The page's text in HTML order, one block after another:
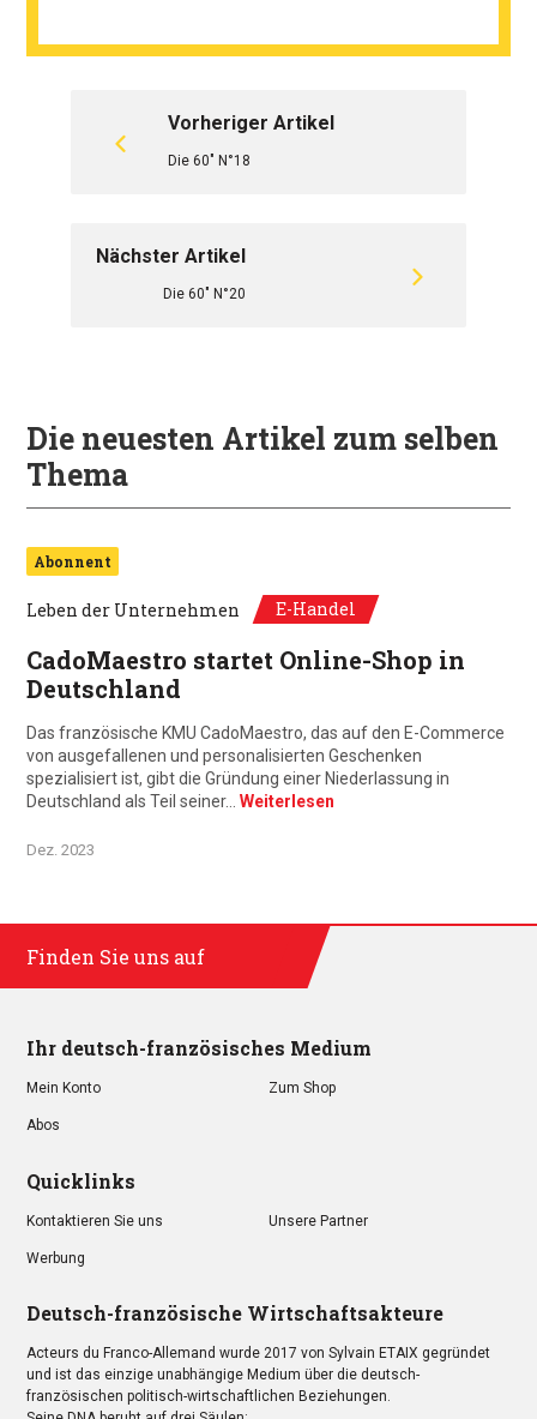
Vorheriger Artikel
Die 60" N°18
Nächster Artikel
Die 60" N°20
Die neuesten Artikel zum selben
Thema
Abonnent
Leben der Unternehmen E-Handel
CadoMaestro startet Online-Shop in
Deutschland
Das französische KMU CadoMaestro, das auf den E-Commerce
von ausgefallenen und personalisierten Geschenken
spezialisiert ist, gibt die Gründung einer Niederlassung in
Deutschland als Teil seiner… Weiterlesen
Dez. 2023
Finden Sie uns auf
Ihr deutsch-französisches Medium
Mein Konto Zum Shop
Abos
Quicklinks
Kontaktieren Sie uns Unsere Partner
Werbung
Deutsch-französische Wirtschaftsakteure
Acteurs du Franco-Allemand wurde 2017 von Sylvain ETAIX gegründet
und ist das einzige unabhängige Medium über die deutsch-
französischen politisch-wirtschaftlichen Beziehungen.